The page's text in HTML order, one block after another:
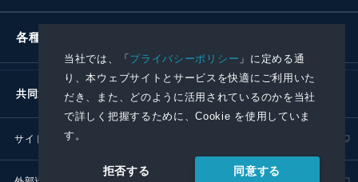
当社では、「プライバシーポリシー 」に定める通
り、本ウェブサイトとサービスを快適にご利用いた
だき、また、どのように活用されているのかを当社
で詳しく把握するために、Cookie を使用していま
す。
拒否する 同意する
各種お問い合わせ
共同通信社グループ
サイトポリシー